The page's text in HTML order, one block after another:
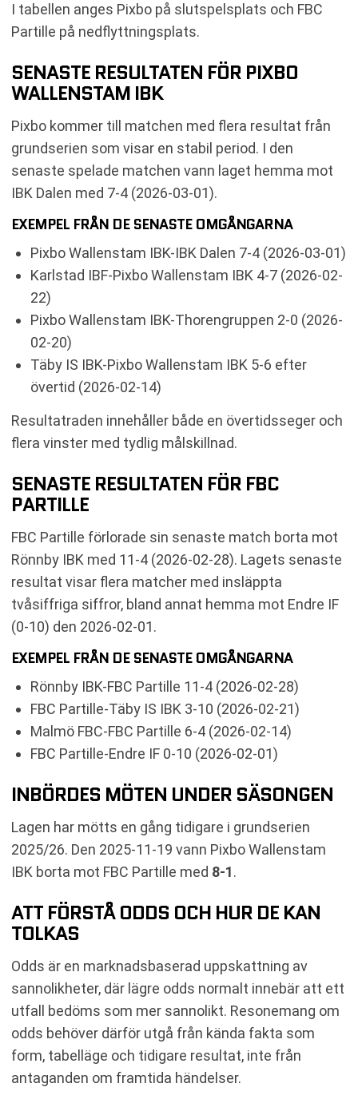
I tabellen anges Pixbo på slutspelsplats och FBC
Partille på nedflyttningsplats.
SENASTE RESULTATEN FÖR PIXBO
WALLENSTAM IBK
Pixbo kommer till matchen med flera resultat från
grundserien som visar en stabil period. I den
senaste spelade matchen vann laget hemma mot
IBK Dalen med 7-4 (2026-03-01).
EXEMPEL FRÅN DE SENASTE OMGÅNGARNA
Pixbo Wallenstam IBK-IBK Dalen 7-4 (2026-03-01)
Karlstad IBF-Pixbo Wallenstam IBK 4-7 (2026-02-
22)
Pixbo Wallenstam IBK-Thorengruppen 2-0 (2026-
02-20)
Täby IS IBK-Pixbo Wallenstam IBK 5-6 efter
övertid (2026-02-14)
Resultatraden innehåller både en övertidsseger och
flera vinster med tydlig målskillnad.
SENASTE RESULTATEN FÖR FBC
PARTILLE
FBC Partille förlorade sin senaste match borta mot
Rönnby IBK med 11-4 (2026-02-28). Lagets senaste
resultat visar flera matcher med insläppta
tvåsiffriga siffror, bland annat hemma mot Endre IF
(0-10) den 2026-02-01.
EXEMPEL FRÅN DE SENASTE OMGÅNGARNA
Rönnby IBK-FBC Partille 11-4 (2026-02-28)
FBC Partille-Täby IS IBK 3-10 (2026-02-21)
Malmö FBC-FBC Partille 6-4 (2026-02-14)
FBC Partille-Endre IF 0-10 (2026-02-01)
INBÖRDES MÖTEN UNDER SÄSONGEN
Lagen har mötts en gång tidigare i grundserien
2025/26. Den 2025-11-19 vann Pixbo Wallenstam
IBK borta mot FBC Partille med 8-1.
ATT FÖRSTÅ ODDS OCH HUR DE KAN
TOLKAS
Odds är en marknadsbaserad uppskattning av
sannolikheter, där lägre odds normalt innebär att ett
utfall bedöms som mer sannolikt. Resonemang om
odds behöver därför utgå från kända fakta som
form, tabelläge och tidigare resultat, inte från
antaganden om framtida händelser.